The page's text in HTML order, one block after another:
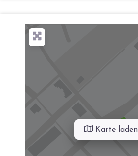
Karte laden